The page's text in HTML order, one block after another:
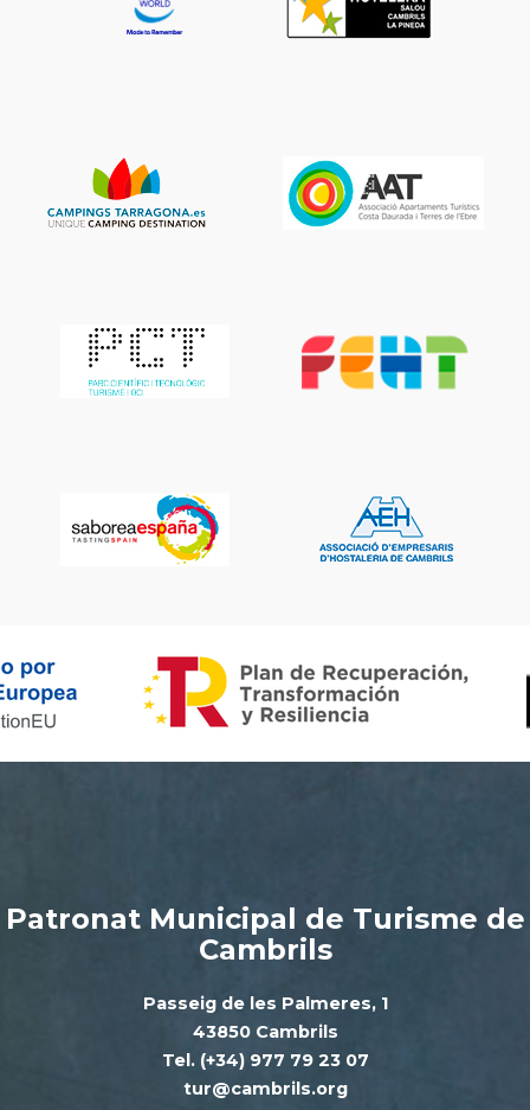
Patronat Municipal de Turisme de
Cambrils
Passeig de les Palmeres, 1
43850 Cambrils
Tel. (+34) 977 79 23 07
tur@cambrils.org